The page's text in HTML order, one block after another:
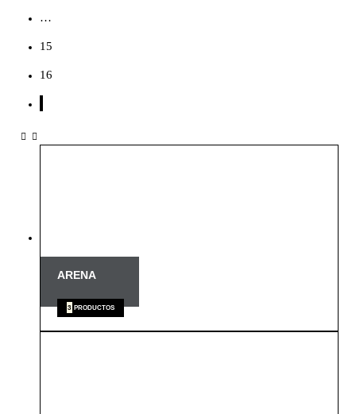
…
15
16
ARENA
3 PRODUCTOS